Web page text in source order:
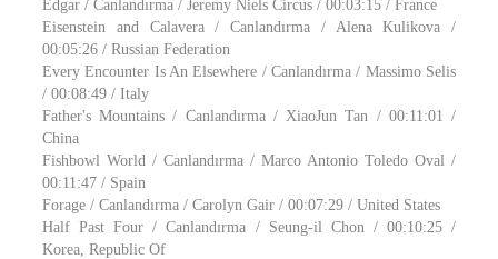
Edgar / Canlandırma / Jeremy Niels Circus / 00:03:15 / France
Eisenstein and Calavera / Canlandırma / Alena Kulikova /
00:05:26 / Russian Federation
Every Encounter Is An Elsewhere / Canlandırma / Massimo Selis
/ 00:08:49 / Italy
Father's Mountains / Canlandırma / XiaoJun Tan / 00:11:01 /
China
Fishbowl World / Canlandırma / Marco Antonio Toledo Oval /
00:11:47 / Spain
Forage / Canlandırma / Carolyn Gair / 00:07:29 / United States
Half Past Four / Canlandırma / Seung-il Chon / 00:10:25 /
Korea, Republic Of